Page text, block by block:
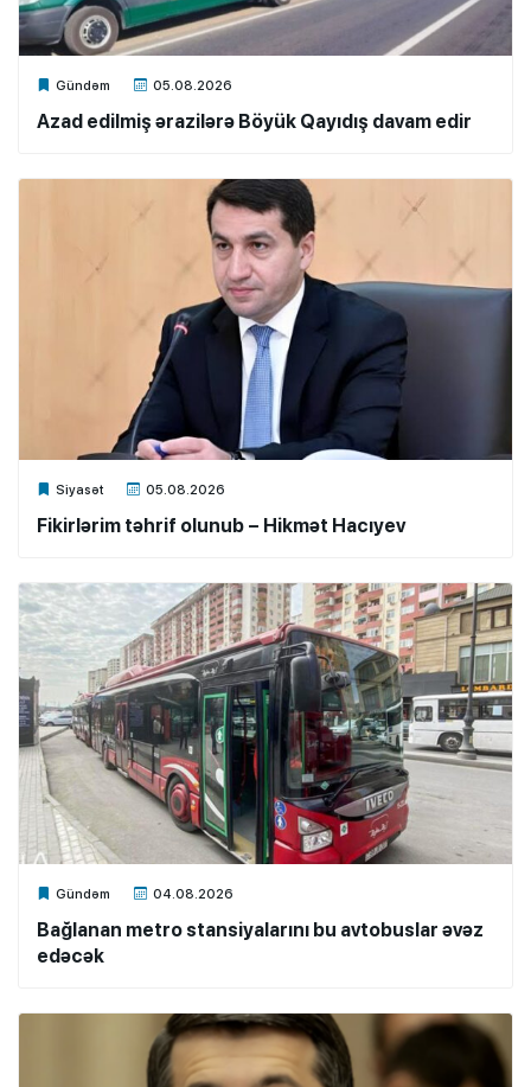
Gündəm 05.08.2026
Xalq.Online
Azad edilmiş ərazilərə Böyük Qayıdış davam edir
Siyasət 05.08.2026
Xalq.Online
Fikirlərim təhrif olunub – Hikmət Hacıyev
Gündəm 04.08.2026
Xalq.Online
Bağlanan metro stansiyalarını bu avtobuslar əvəz
edəcək